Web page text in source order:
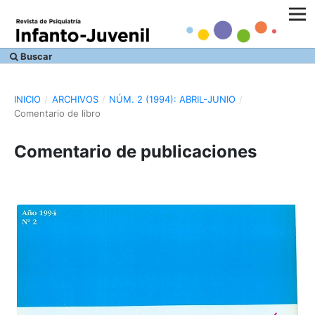
Buscar
INICIO / ARCHIVOS / NÚM. 2 (1994): ABRIL-JUNIO /
Comentario de libro
Comentario de publicaciones